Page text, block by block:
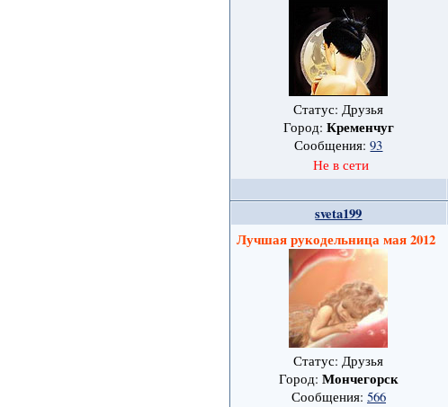
Статус: Друзья
Город: Кременчуг
Сообщения:93
Не в сети
sveta199
Лучшая рукодельница мая 2012
Статус: Друзья
Город: Мончегорск
Сообщения: 566